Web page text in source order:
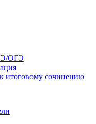
ОГЭ
итоговому сочинению